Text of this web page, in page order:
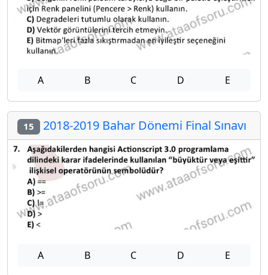
A B C D E
15 2018-2019 Bahar Dönemi Final Sınavı
A B C D E